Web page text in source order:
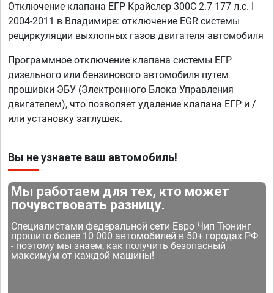
Отключение клапана ЕГР Крайслер 300C 2.7 177 л.с. I
2004-2011 в Владимире: отключение EGR системы
рециркуляции выхлопных газов двигателя автомобиля
Программное отключение клапана системы ЕГР
дизельного или бензинового автомобиля путем
прошивки ЭБУ (Электронного Блока Управления
двигателем), что позволяет удаление клапана ЕГР и /
или установку заглушек.
Вы не узнаете ваш автомобиль!
Мы работаем для тех, кто может
почувствовать разницу.
Специалистами федеральной сети Евро Чип Тюнинг
прошито более 10 000 автомобилей в 50+ городах РФ
- поэтому мы знаем, как получить безопасный
максимум от каждой машины!